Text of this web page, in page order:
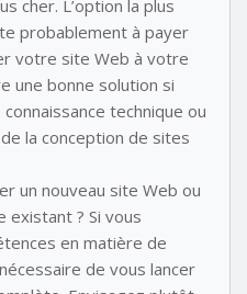
cher. L’option la plus
probablement à payer
votre site Web à votre
une bonne solution si
connaissance technique ou
la conception de sites
un nouveau site Web ou
? Si vous
en matière de
de vous lancer